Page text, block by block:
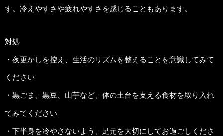
す。冷えやすさや疲れやすさを感じることもあります。
対処
・夜更かしを控え、生活のリズムを整えることを意識してみて
ください
・黒ごま、黒豆、山芋など、体の土台を支える食材を取り入れ
てみてください
・下半身を冷やさないよう、足元を大切にしてお過ごしくださ